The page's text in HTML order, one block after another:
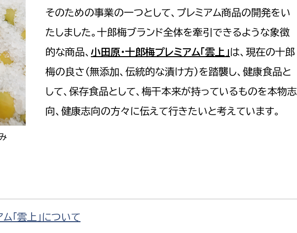
そのための事業の一つとして、プレミアム商品の開発をい
たしました。十郎梅ブランド全体を牽引できるような象徴
的な商品、小田原・十郎梅プレミアム「雲上」 は、現在の十郎
梅の良さ（無添加、伝統的な漬け方）を踏襲し、健康食品と
して、保存食品として、梅干本来が持っているものを本物志
向、健康志向の方々に伝えて行きたいと考えています。
「雲上」について